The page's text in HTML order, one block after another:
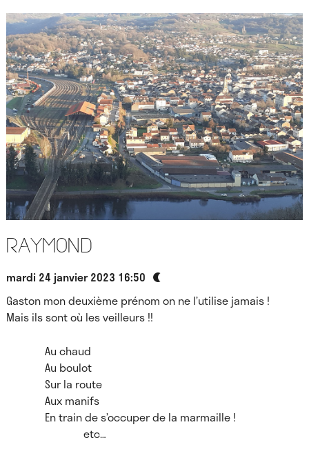
Raymond
mardi 24 janvier 2023 16:50
Gaston mon deuxième prénom on ne l’utilise jamais !
Mais ils sont où les veilleurs !!
Au chaud
Au boulot
Sur la route
Aux manifs
En train de s’occuper de la marmaille !
etc…